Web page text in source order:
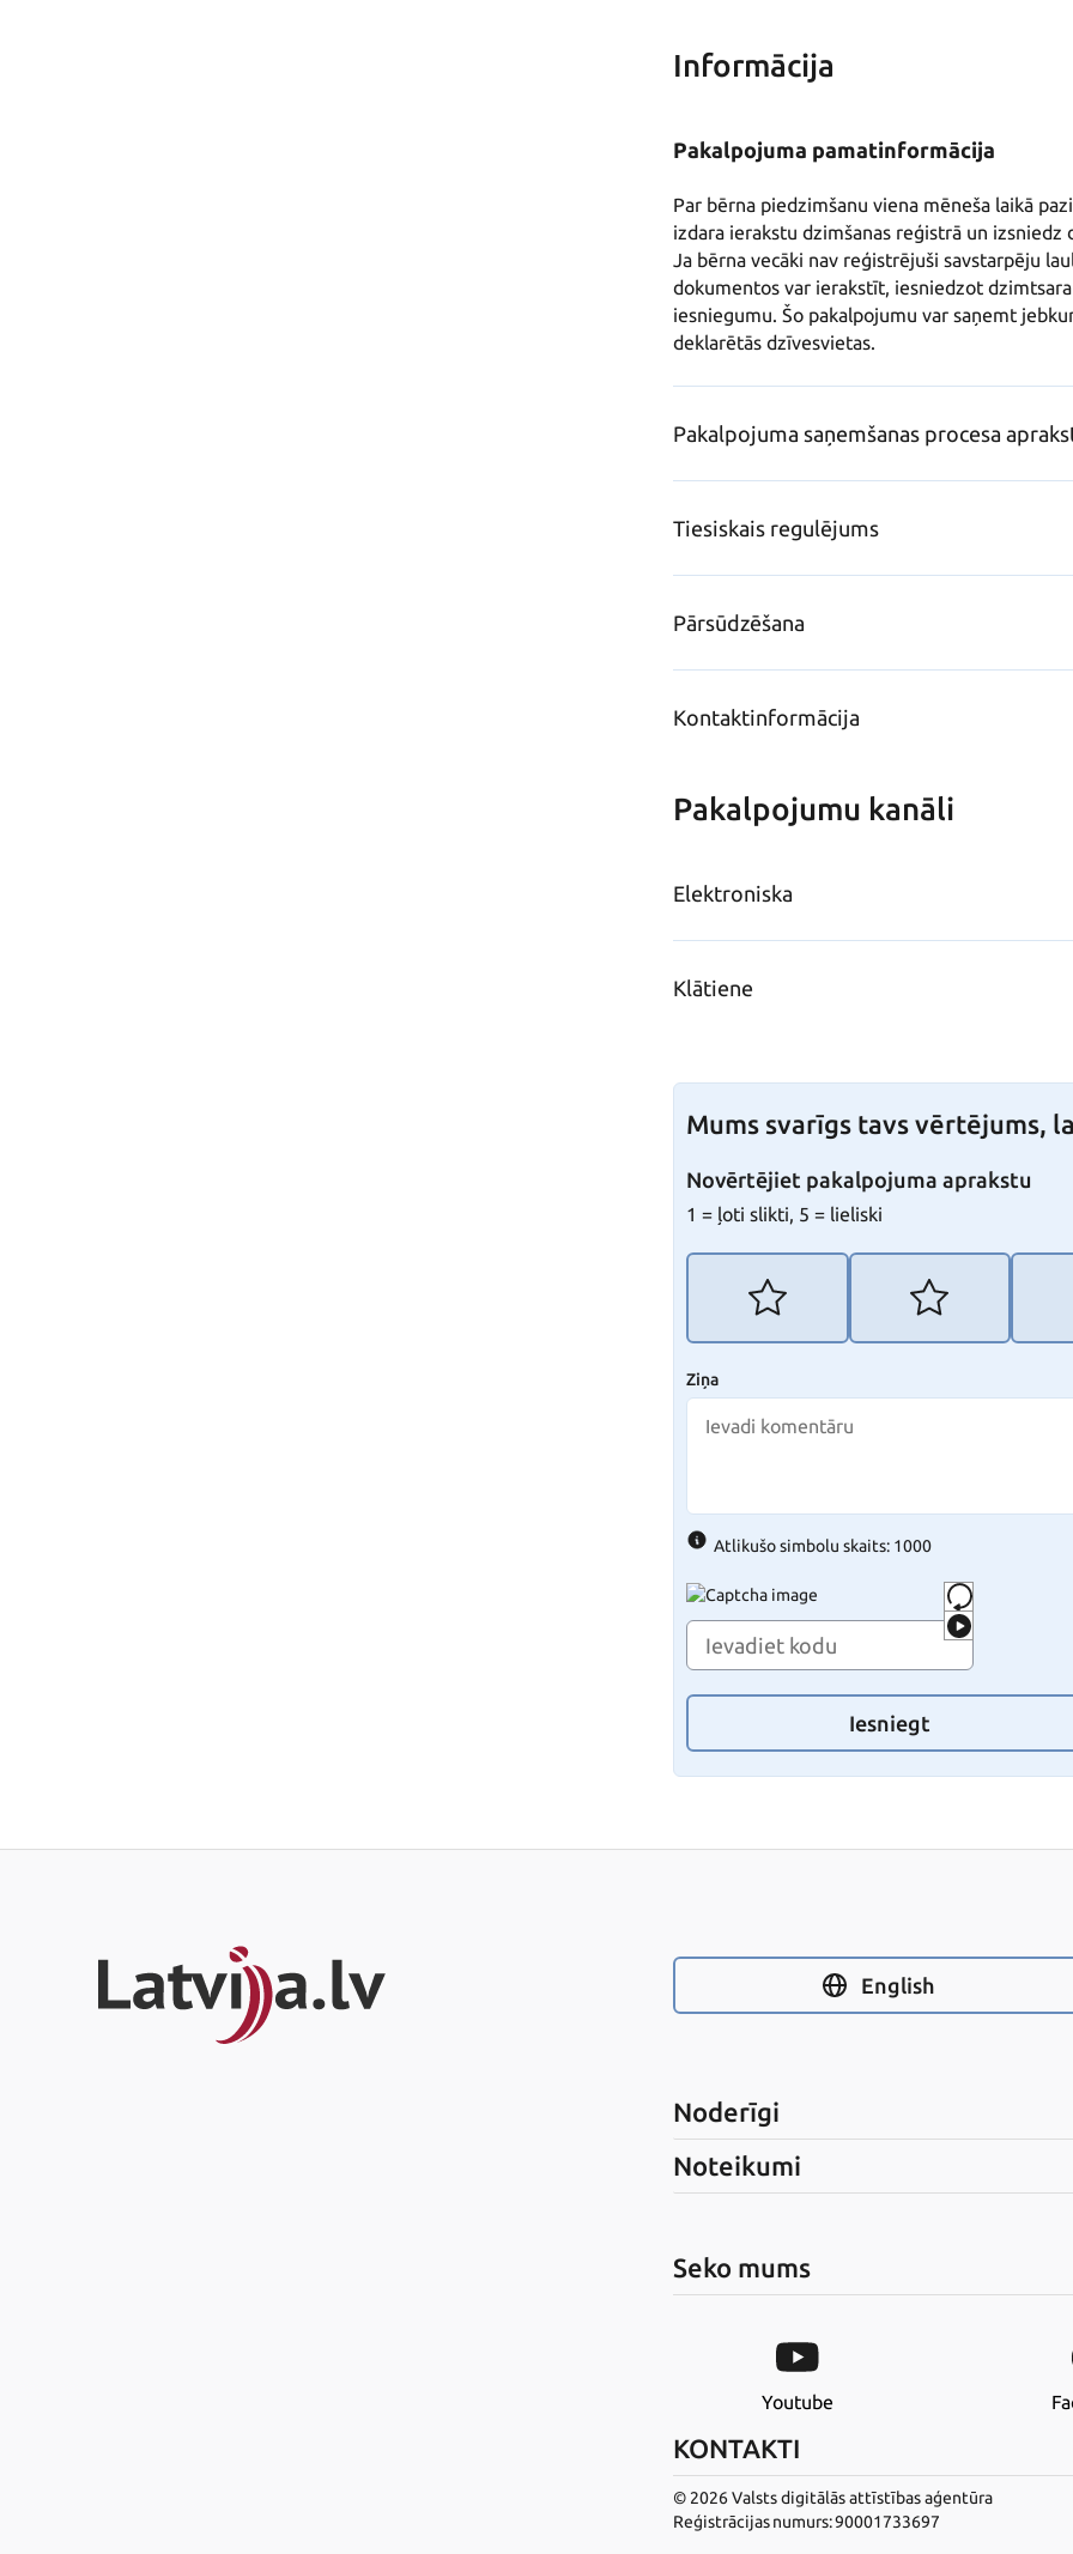
Informācija
Pakalpojuma pamatinformācija
Par bērna piedzimšanu viena mēneša laikā
izdara ierakstu dzimšanas reģistrā un izsniedz
Ja bērna vecāki nav reģistrējuši savstarpēju
dokumentos var ierakstīt, iesniedzot
iesniegumu. Šo pakalpojumu var saņemt
deklarētās dzīvesvietas.
Pakalpojuma saņemšanas procesa
Tiesiskais regulējums
Pārsūdzēšana
Kontaktinformācija
Pakalpojumu kanāli
Elektroniska
Klātiene
Mums svarīgs tavs vērtējums,
Novērtējiet pakalpojuma aprakstu
1 = ļoti slikti, 5 = lieliski
Ziņa
Atlikušo simbolu skaits: 1000
Iesniegt
English
Noderīgi
Noteikumi
Seko mums
Youtube
KONTAKTI
© 2026 Valsts digitālās attīstības aģentūra
Reģistrācijas numurs: 90001733697